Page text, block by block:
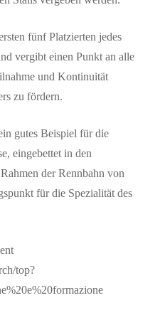
fünf Platzierten jedes
vergibt einen Punkt an alle
und Kontinuität
zu fördern.
gutes Beispiel für die
eingebettet in den
der Rennbahn von
für die Spezialität des
top?